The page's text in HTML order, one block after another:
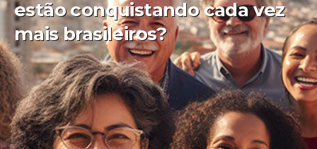
estão conquistando cada vez
mais brasileiros?